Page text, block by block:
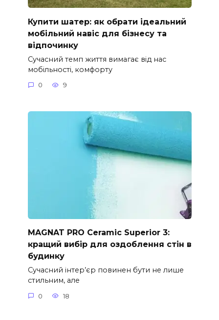
Купити шатер: як обрати ідеальний
мобільний навіс для бізнесу та
відпочинку
Сучасний темп життя вимагає від нас
мобільності, комфорту
0 9
MAGNAT PRO Ceramic Superior 3:
кращий вибір для оздоблення стін в
будинку
Сучасний інтер’єр повинен бути не лише
стильним, але
0 18